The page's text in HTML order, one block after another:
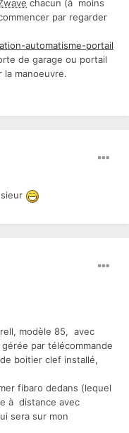
chacun (à moins
par regarder
automatisme-portail
de garage ou portail
la manoeuvre.
modèle 85, avec
par télécommande
boitier clef installé,
fibaro dedans (lequel
à distance avec
sera sur mon